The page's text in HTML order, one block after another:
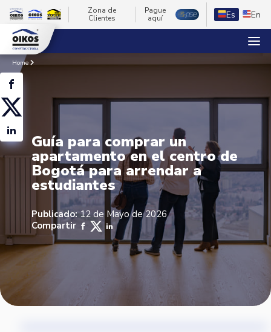
Zona de
Clientes
Pague
aquí
Es En
Home
Guía para comprar un
apartamento en el centro de
Bogotá para arrendar a
estudiantes
Publicado:12 de Mayo de 2026
Compartir